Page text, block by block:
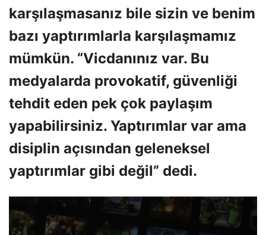
karşılaşmasanız bile sizin ve benim
bazı yaptırımlarla karşılaşmamız
mümkün. “Vicdanınız var. Bu
medyalarda provokatif, güvenliği
tehdit eden pek çok paylaşım
yapabilirsiniz. Yaptırımlar var ama
disiplin açısından geleneksel
yaptırımlar gibi değil” dedi.